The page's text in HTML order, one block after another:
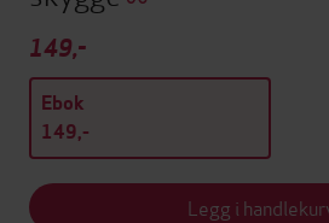
149,-
Ebok
149,-
Legg i